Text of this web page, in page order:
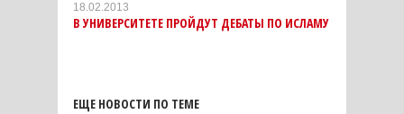
18.02.2013
В УНИВЕРСИТЕТЕ ПРОЙДУТ ДЕБАТЫ ПО ИСЛАМУ
ЕЩЕ НОВОСТИ ПО ТЕМЕ